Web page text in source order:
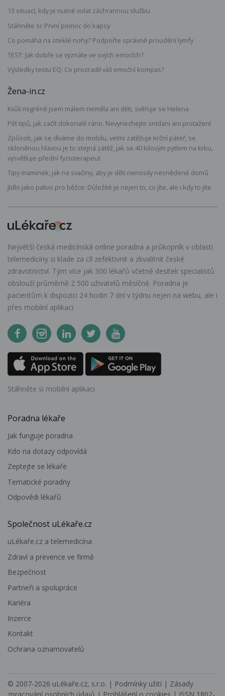
13 situací, kdy je nutné volat záchrannou službu
Stáhněte si: První pomoc do kapsy
Co pomáhá na oteklé nohy? Podpořte správné proudění lymfy
TEST: Jak dobře se vyznáte ve svých emocích?
Výsledky testu EQ: Co prozradil váš emoční kompas?
Žena-in.cz
Kvůli migréně jsem málem neměla ani děti, svěřuje se Helena
Pět tipů, jak začít dokonalé ráno. Nevynechejte snídani ani protažení
Způsob, jak se díváme do mobilu, velmi zatěžuje krční páteř, se
skloněnou hlavou je to stejná zátěž, jak se 40 kilovým pytlem na krku,
vysvětluje přední fyzioterapeut
Tipy maminek, jak na svačiny, aby je děti nenosily nesnědené domů
Jídlo jako palivo pro běžce: Důležité je nejen to, co jíte, ale i kdy to jíte
Největší česká medicínská online poradna a průkopník v oblasti
telemedicíny si klade za cíl zefektivnit a zkvalitnit české
zdravotnictví. Tým více jak 300 lékařů včetně desítek specialistů
obslouží průměrně 2 500 uživatelů měsíčně. Poradna je
pacientům k dispozici 24 hodin 7 dní v týdnu nejen na webu, ale i
přes mobilní aplikaci.
Stáhněte si mobilní aplikaci
Poradna lékaře
Jak funguje poradna
Kdo na dotazy odpovídá
Zeptejte se lékaře
Tematické poradny
Odpovědi lékařů
Společnost uLékaře.cz
uLékaře.cz a telemedicína
Zdraví a prevence ve firmě
Bezpečnost
Partneři a spolupráce
Kariéra
Inzerce
Kontakt
Ochrana oznamovatelů
© 2007-2026 uLékaře.cz, s.r.o. | Podmínky užití | Zásady
zpracování osobních údajů | Prohlášení o cookies | ISSN 1802-